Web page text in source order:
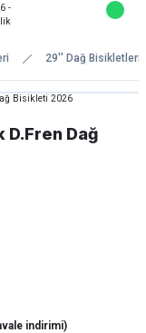
29'' Dağ Bisikletleri
Dağ
indirimi)